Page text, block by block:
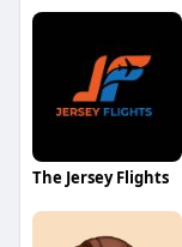
The Jersey Flights